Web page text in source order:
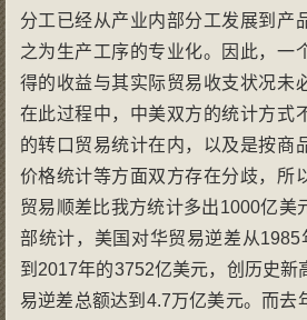
分工已经从产业内部分工发展到产
之为生产工序的专业化。因此，一
得的收益与其实际贸易收支状况未
在此过程中，中美双方的统计方式
的转口贸易统计在内，以及是按商
价格统计等方面双方存在分歧，所
贸易顺差比我方统计多出1000亿美
部统计，美国对华贸易逆差从
到2017年的3752亿美元，创历史新
易逆差总额达到4.7万亿美元。而去